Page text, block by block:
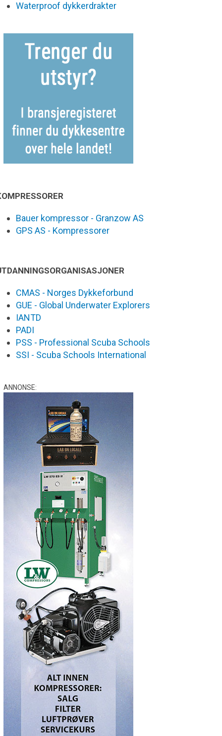
Waterproof dykkerdrakter
Bauer kompressor - Granzow AS
GPS AS - Kompressorer
CMAS - Norges Dykkeforbund
GUE - Global Underwater Explorers
IANTD
PADI
PSS - Professional Scuba Schools
SSI - Scuba Schools International
ANNONSE: